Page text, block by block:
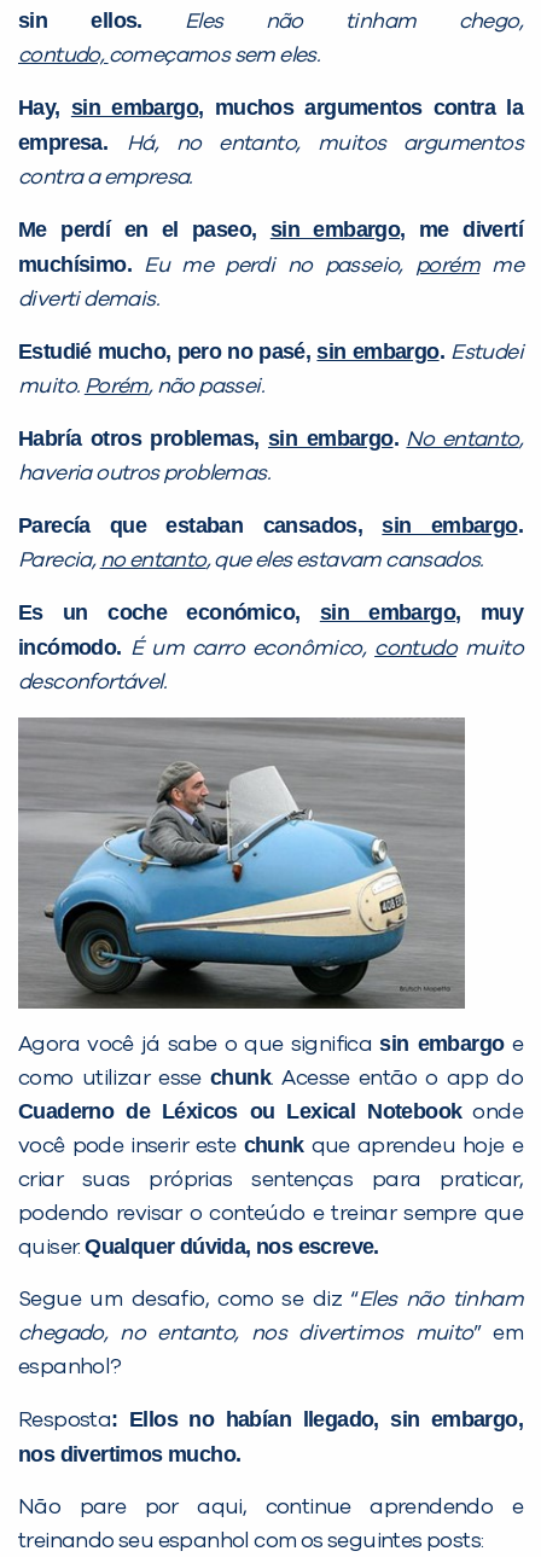
sin ellos.
Eles não tinham chego,
contudo, começamos sem eles.
Hay, sin embargo, muchos argumentos contra la
empresa.
Há, no entanto, muitos argumentos
contra a empresa.
Me perdí en el paseo, sin embargo, me divertí
muchísimo.
Eu me perdi no passeio, porémme
diverti demais.
Estudié mucho, pero no pasé,sin embargo. Estudei
muito. Porém, não passei.
Habría otros problemas, sin embargo. No entanto,
haveria outros problemas.
Parecía que estaban cansados,sin embargo.
Parecia, no entanto, que eles estavam cansados.
Es un coche económico, sin embargo, muy
incómodo. É um carro econômico, contudomuito
desconfortável.
Agora você já sabe o que significasin embargoe
como utilizar esse chunk. Acesse então o app do
Cuaderno de Léxicos ou Lexical Notebookonde
você pode inserir este chunkque aprendeu hoje e
criar suas próprias sentenças para praticar,
podendo revisar o conteúdo e treinar sempre que
quiser.Qualquer dúvida, nos escreve.
Segue um desafio, como se diz “Eles não tinham
chegado, no entanto, nos divertimos muito” em
espanhol?
Resposta: Ellos no habían llegado, sin embargo,
nos divertimos mucho.
Não pare por aqui, continue aprendendo e
treinando seu espanhol com os seguintes posts: